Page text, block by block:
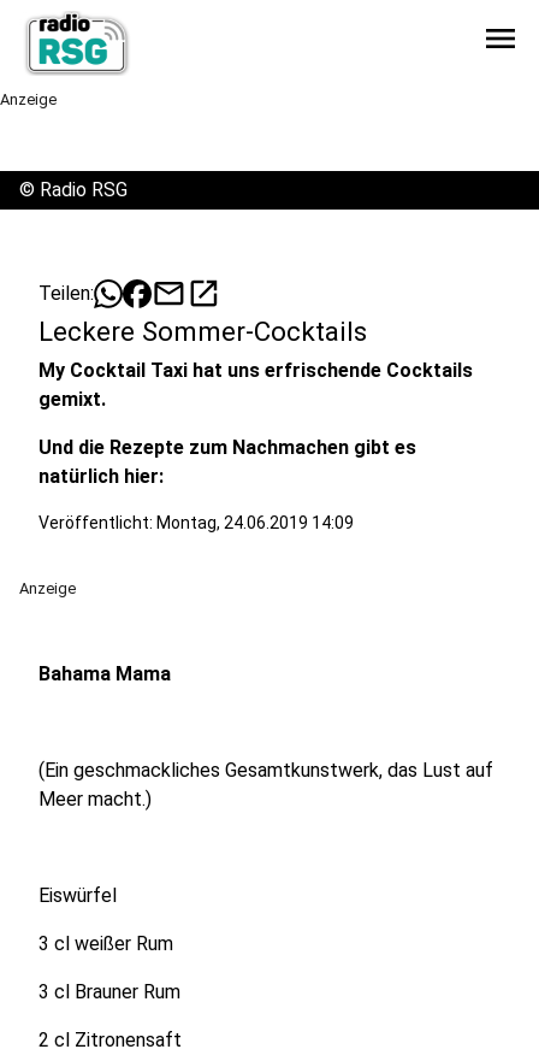
menu
Anzeige
© Radio RSG
Teilen: mailopen_in_new
Leckere Sommer-Cocktails
My Cocktail Taxi hat uns erfrischende Cocktails
gemixt.
Und die Rezepte zum Nachmachen gibt es
natürlich hier:
Veröffentlicht: Montag, 24.06.2019 14:09
Anzeige
Bahama Mama
(Ein geschmackliches Gesamtkunstwerk, das Lust auf
Meer macht.)
Eiswürfel
3 cl weißer Rum
3 cl Brauner Rum
2 cl Zitronensaft